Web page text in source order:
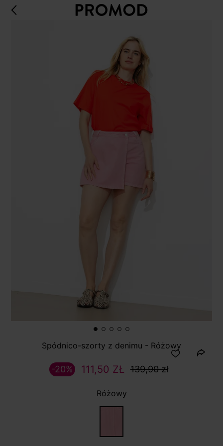
Spódnico-szorty z denimu - Różowy
111,50 ZŁ 139,90 zł
-20%
Różowy